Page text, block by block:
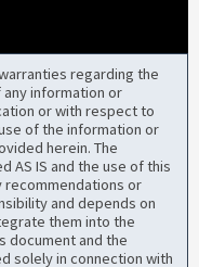
regarding the
information or
or with respect to
of the information or
herein. The
AS IS and the use of this
recommendations or
and depends on
them into the
document and the
solely in connection with